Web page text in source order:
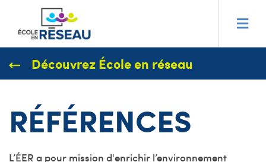
Découvrez École en réseau
RÉFÉRENCES
L’ÉER a pour mission d'enrichir l’environnement